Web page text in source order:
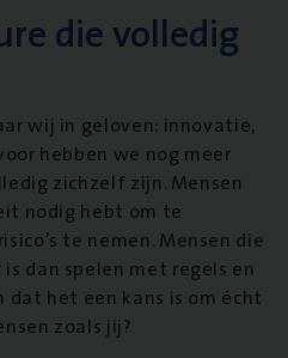
die volledig
wij in geloven: innovatie,
hebben we nog meer
zichzelf zijn. Mensen
nodig hebt om te
te nemen. Mensen die
dan spelen met regels en
het een kans is om écht
zoals jij?